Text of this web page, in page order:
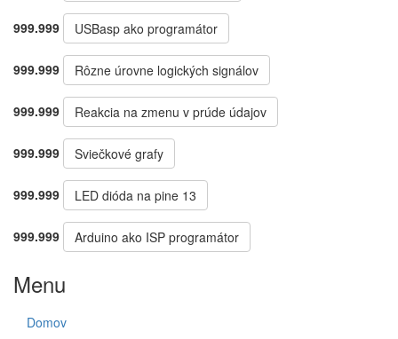
999.999 USBasp ako programátor
999.999 Rôzne úrovne logických signálov
999.999 Reakcia na zmenu v prúde údajov
999.999 Sviečkové grafy
999.999 LED dióda na pine 13
999.999 Arduino ako ISP programátor
Menu
Domov